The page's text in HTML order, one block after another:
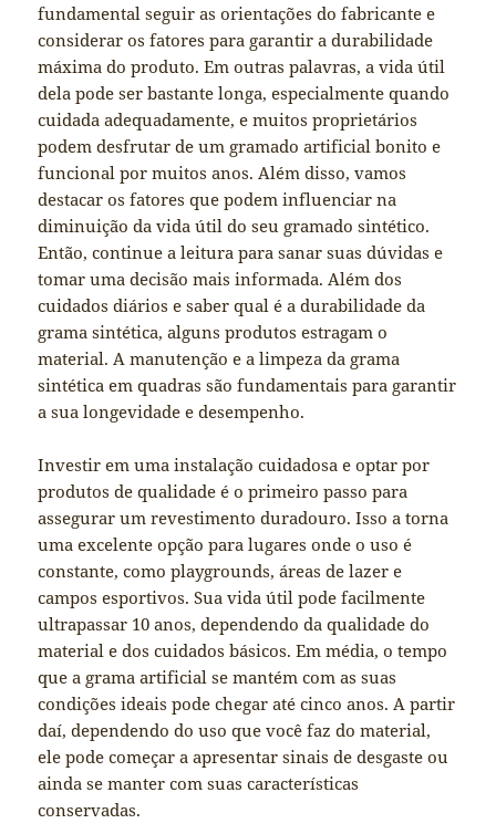
fundamental seguir as orientações do fabricante e
considerar os fatores para garantir a durabilidade
máxima do produto. Em outras palavras, a vida útil
dela pode ser bastante longa, especialmente quando
cuidada adequadamente, e muitos proprietários
podem desfrutar de um gramado artificial bonito e
funcional por muitos anos. Além disso, vamos
destacar os fatores que podem influenciar na
diminuição da vida útil do seu gramado sintético.
Então, continue a leitura para sanar suas dúvidas e
tomar uma decisão mais informada. Além dos
cuidados diários e saber qual é a durabilidade da
grama sintética, alguns produtos estragam o
material. A manutenção e a limpeza da grama
sintética em quadras são fundamentais para garantir
a sua longevidade e desempenho.
Investir em uma instalação cuidadosa e optar por
produtos de qualidade é o primeiro passo para
assegurar um revestimento duradouro. Isso a torna
uma excelente opção para lugares onde o uso é
constante, como playgrounds, áreas de lazer e
campos esportivos. Sua vida útil pode facilmente
ultrapassar 10 anos, dependendo da qualidade do
material e dos cuidados básicos. Em média, o tempo
que a grama artificial se mantém com as suas
condições ideais pode chegar até cinco anos. A partir
daí, dependendo do uso que você faz do material,
ele pode começar a apresentar sinais de desgaste ou
ainda se manter com suas características
conservadas.